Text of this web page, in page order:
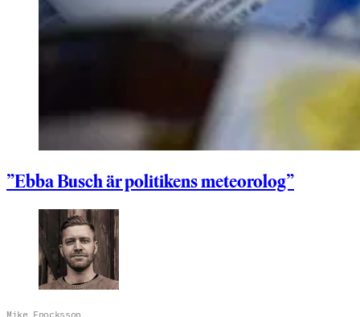
”Ebba Busch är politikens meteorolog”
Mike Enocksson